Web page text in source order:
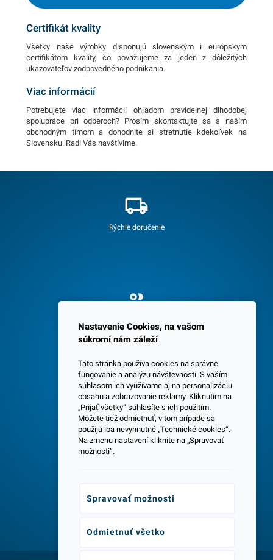
Certifikát kvality
Všetky naše výrobky disponujú slovenským i európskym
certifikátom kvality, čo považujeme za jeden z dôležitých
ukazovateľov zodpovedného podnikania.
Viac informácií
Potrebujete viac informácií ohľadom pravidelnej dlhodobej
spolupráce pri odberoch? Prosím skontaktujte sa s naším
obchodným tímom a dohodnite si stretnutie kdekoľvek na
Slovensku. Radi Vás navštívime.
Rýchle doručenie
Spokojných 3600 zákazníkov
Centrála a predajňa v Senci
Nastavenie Cookies, na vašom
súkromí nám záleží
Táto stránka používa cookies na správne
fungovanie a analýzu návštevnosti. S vaším
súhlasom ich využívame aj na personalizáciu
obsahu a zobrazovanie reklamy. Kliknutím na
„Prijať všetky“ súhlasíte s ich použitím.
Môžete tiež odmietnuť, v tom prípade sa
použijú iba nevyhnutné „Technické cookies“.
Na zmenu nastavení kliknite na „Spravovať
možnosti“.
Spravovať možnosti
Odmietnuť všetko